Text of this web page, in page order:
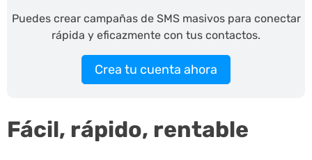
Puedes crear campañas de SMS masivos para conectar
rápida y eficazmente con tus contactos.
Crea tu cuenta ahora
Fácil, rápido, rentable